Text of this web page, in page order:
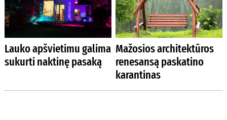
Lauko apšvietimu galima
sukurti naktinę pasaką
Mažosios architektūros
renesansą paskatino
karantinas